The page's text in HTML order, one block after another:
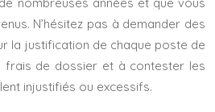
N’hésitez pas à demander des
la justification de chaque poste de
frais de dossier et à contester les
injustifiés ou excessifs.